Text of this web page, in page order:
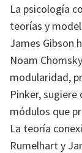
La psicología
teorías y
James Gibson
Noam
modularidad,
Pinker,
módulos que
La teoría
Rumelhart y